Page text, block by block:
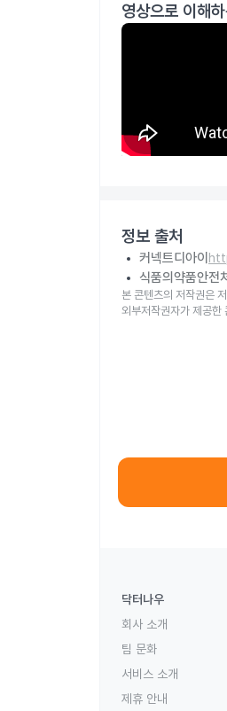
영상으로 이해
정보 출처
커넥트디아이
식품의약품안전
본 콘텐츠의 저작권은
외부저작권자가 제공한
닥터나우
회사 소개
팀 문화
서비스 소개
제휴 안내